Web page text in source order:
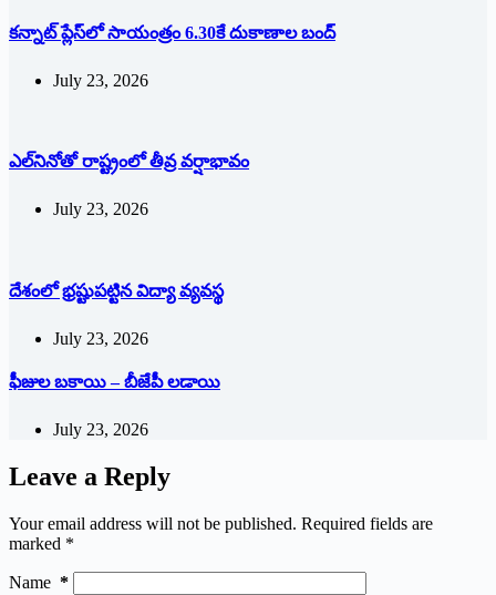
క‌న్నాట్ ప్లేస్‌లో సాయంత్రం 6.30కే దుకాణాల బంద్‌
July 23, 2026
ఎల్‌నినోతో రాష్ట్రంలో తీవ్ర వర్షాభావం
July 23, 2026
దేశంలో భ్ర‌ష్టుపట్టిన విద్యా వ్యవస్థ
July 23, 2026
ఫీజుల బకాయి – బీజేపీ లడాయి
July 23, 2026
Leave a Reply
Your email address will not be published. Required fields are
marked *
Name *